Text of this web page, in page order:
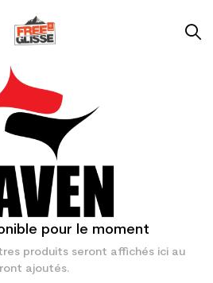
pour le moment
produits seront affichés ici au
ajoutés.